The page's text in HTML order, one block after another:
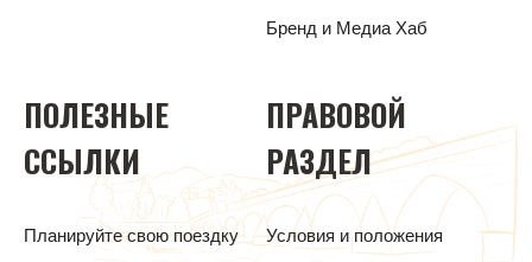
Бренд и Медиа Хаб
ПОЛЕЗНЫЕ
ССЫЛКИ
Планируйте свою поездку
ПРАВОВОЙ
РАЗДЕЛ
Условия и положения